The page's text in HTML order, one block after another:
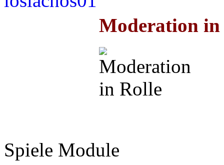
Moderation in
Spiele Module